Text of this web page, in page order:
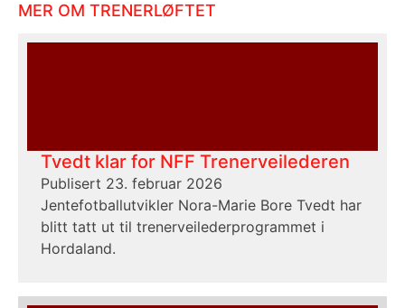
MER OM TRENERLØFTET
Tvedt klar for NFF Trenerveilederen
Publisert 23. februar 2026
Jentefotballutvikler Nora-Marie Bore Tvedt har
blitt tatt ut til trenerveilederprogrammet i
Hordaland.